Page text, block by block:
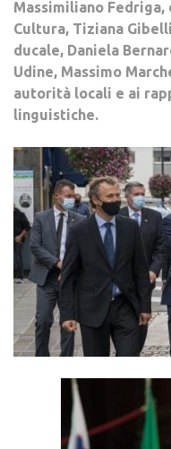
Massimiliano Fedriga,
Cultura, Tiziana
ducale, Daniela
Udine, Massimo
autorità locali e ai
linguistiche.